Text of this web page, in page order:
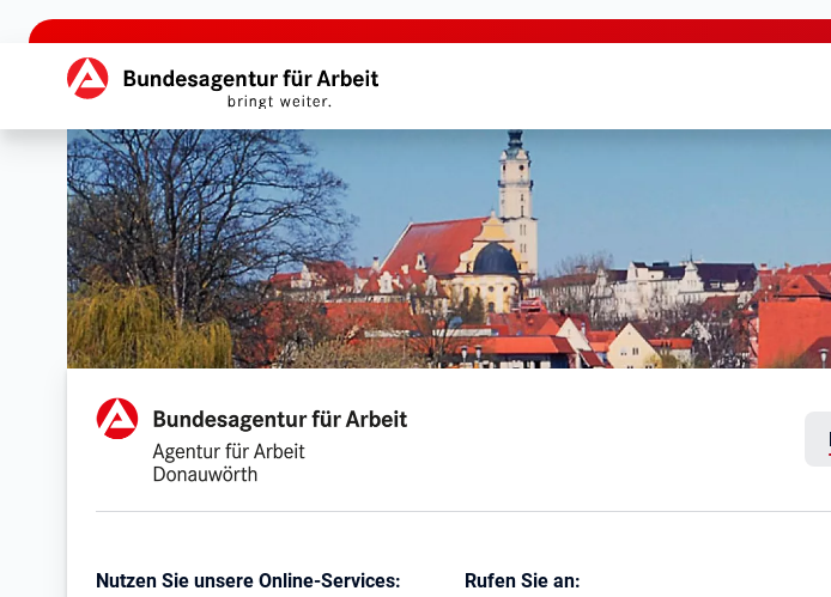
zu den Hauptinhalten springen
Hauptnavigation
Agentur für Arbeit Donauwörth
Kontaktinformationen
Nutzen Sie unsere Online-Services:
Rufen Sie an: